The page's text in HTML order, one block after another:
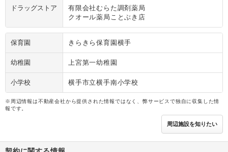
ドラッグストア
有限会社むらた調剤薬局
クオール薬局ことぶき店
保育園 きらきら保育園横手
幼稚園 上宮第一幼稚園
小学校 横手市立横手南小学校
※周辺情報は不動産会社から提供された情報ではなく、弊サービスで独自に収集した情
報です。
周辺施設を知りたい